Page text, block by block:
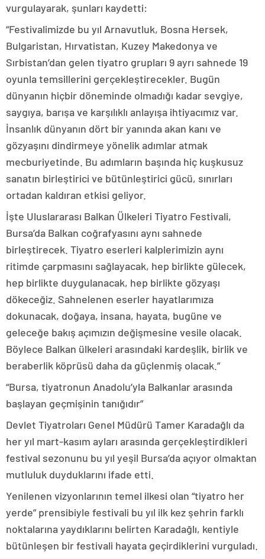
vurgulayarak, şunları kaydetti:
“Festivalimizde bu yıl Arnavutluk, Bosna Hersek,
Bulgaristan, Hırvatistan, Kuzey Makedonya ve
Sırbistan’dan gelen tiyatro grupları 9 ayrı sahnede 19
oyunla temsillerini gerçekleştirecekler. Bugün
dünyanın hiçbir döneminde olmadığı kadar sevgiye,
saygıya, barışa ve karşılıklı anlayışa ihtiyacımız var.
İnsanlık dünyanın dört bir yanında akan kanı ve
gözyaşını dindirmeye yönelik adımlar atmak
mecburiyetinde. Bu adımların başında hiç kuşkusuz
sanatın birleştirici ve bütünleştirici gücü, sınırları
ortadan kaldıran etkisi geliyor.
İşte Uluslararası Balkan Ülkeleri Tiyatro Festivali,
Bursa’da Balkan coğrafyasını aynı sahnede
birleştirecek. Tiyatro eserleri kalplerimizin aynı
ritimde çarpmasını sağlayacak, hep birlikte gülecek,
hep birlikte duygulanacak, hep birlikte gözyaşı
dökeceğiz. Sahnelenen eserler hayatlarımıza
dokunacak, doğaya, insana, hayata, bugüne ve
geleceğe bakış açımızın değişmesine vesile olacak.
Böylece Balkan ülkeleri arasındaki kardeşlik, birlik ve
beraberlik köprüsü daha da güçlenmiş olacak.”
“Bursa, tiyatronun Anadolu’yla Balkanlar arasında
başlayan geçmişinin tanığıdır”
Devlet Tiyatroları Genel Müdürü Tamer Karadağlı da
her yıl mart-kasım ayları arasında gerçekleştirdikleri
festival sezonunu bu yıl yeşil Bursa’da açıyor olmaktan
mutluluk duyduklarını ifade etti.
Yenilenen vizyonlarının temel ilkesi olan “tiyatro her
yerde” prensibiyle festivali bu yıl ilk kez şehrin farklı
noktalarına yaydıklarını belirten Karadağlı, kentiyle
bütünleşen bir festivali hayata geçirdiklerini vurguladı.